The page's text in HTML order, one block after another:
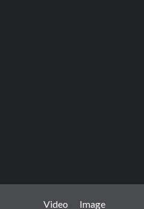
Video Image